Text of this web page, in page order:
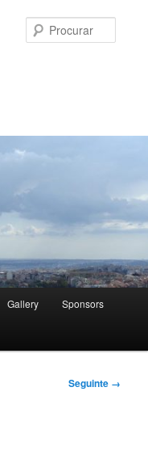
Gallery Sponsors
Seguinte →